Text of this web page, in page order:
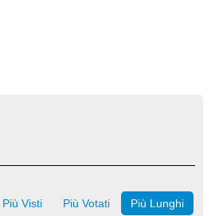
Più Visti Più Votati Più Lunghi